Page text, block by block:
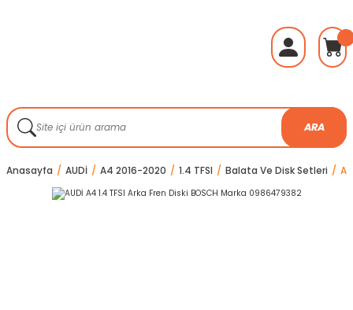
ARA
Anasayfa AUDİ A4 2016-2020 1.4 TFSI Balata Ve Disk Setleri